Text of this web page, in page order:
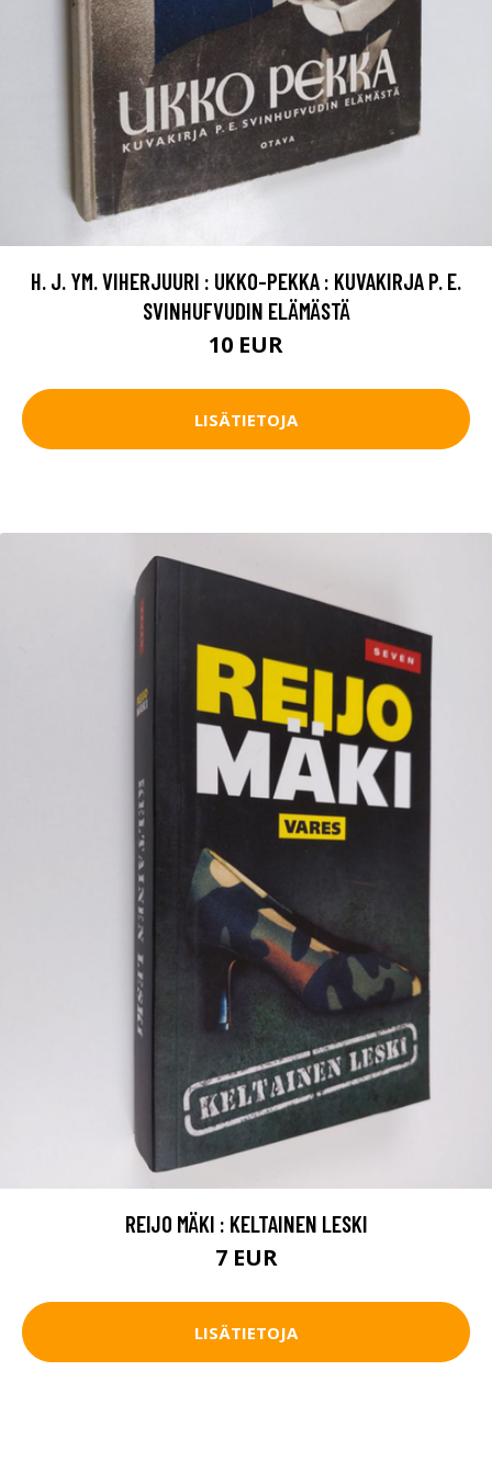
H. J. YM. VIHERJUURI : UKKO-PEKKA : KUVAKIRJA P. E.
SVINHUFVUDIN ELÄMÄSTÄ
10 EUR
LISÄTIETOJA
REIJO MÄKI : KELTAINEN LESKI
7 EUR
LISÄTIETOJA